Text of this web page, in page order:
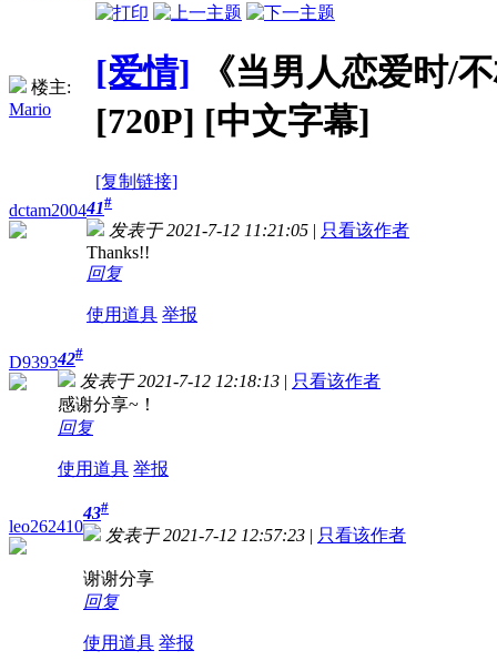
楼主:
Mario
[爱情]
《当男人恋爱时/
[720P] [中文字幕]
[复制链接]
dctam200441#
发表于 2021-7-12 11:21:05 | 只看该作者
Thanks!!
回复
使用道具 举报
D939342#
发表于 2021-7-12 12:18:13 | 只看该作者
感谢分享~！
回复
使用道具 举报
leo262410
43#
发表于 2021-7-12 12:57:23 | 只看该作者
谢谢分享
回复
使用道具 举报